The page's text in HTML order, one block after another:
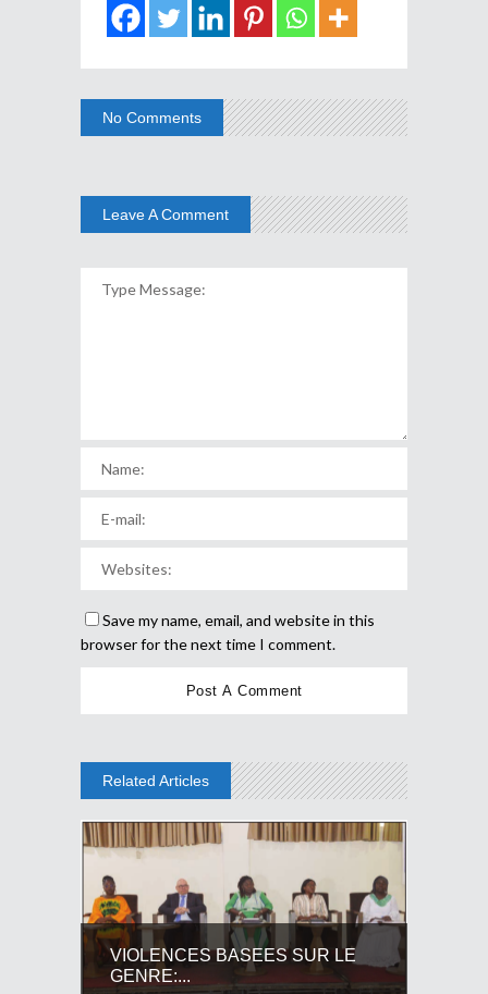
No Comments
Leave A Comment
Save my name, email, and website in this
browser for the next time I comment.
Related Articles
VIOLENCES BASEES SUR LE
GENRE:...